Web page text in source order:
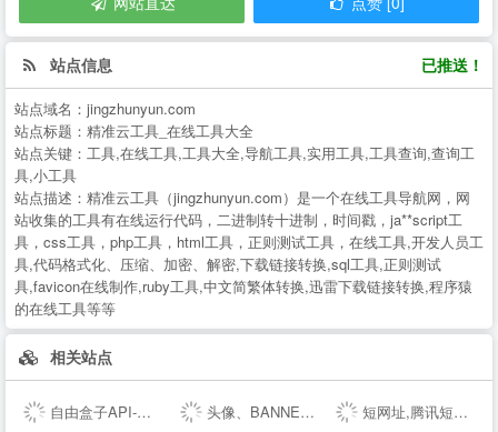
站点信息 已推送！
站点域名： jingzhunyun.com
站点标题： 精准云工具_在线工具大全
站点关键： 工具,在线工具,工具大全,导航工具,实用工具,工具查询,查询工
具,小工具
站点描述： 精准云工具（jingzhunyun.com）是一个在线工具导航网，网
站收集的工具有在线运行代码，二进制转十进制，时间戳，ja**script工
具，css工具，php工具，html工具，正则测试工具，在线工具,开发人员工
具,代码格式化、压缩、加密、解密,下载链接转换,sql工具,正则测试
具,favicon在线制作,ruby工具,中文简繁体转换,迅雷下载链接转换,程序猿
的在线工具等等
相关站点
自由盒子API-欢迎免费对接接口 头像、BANNER、LOGO在线制作设计生成 - 朝夕网 短网址,腾讯短网址生成,sc.qq.com短链接,小米短网址,搜狗短网址,抖音域名防封,百度短链接,微信域名防封,腾讯绿标域名检测,,抖音域名检测,网址缩短_奇灵短网址 - 腾讯短网址,抖音域名检测,小米短网址,搜狗短网址,腾讯绿标域名检测,百度短网址,百度短链接,新浪短网址,绿标短网址,微信短网址,微信域名检测,sc.qq.com短链接,抖音防封短链